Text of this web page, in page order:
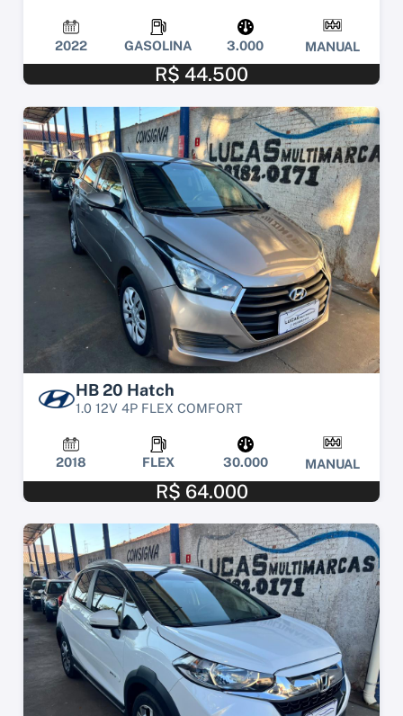
2022 GASOLINA 3.000 MANUAL
R$ 44.500
HB 20 Hatch
1.0 12V 4P FLEX COMFORT
2018 FLEX 30.000 MANUAL
R$ 64.000